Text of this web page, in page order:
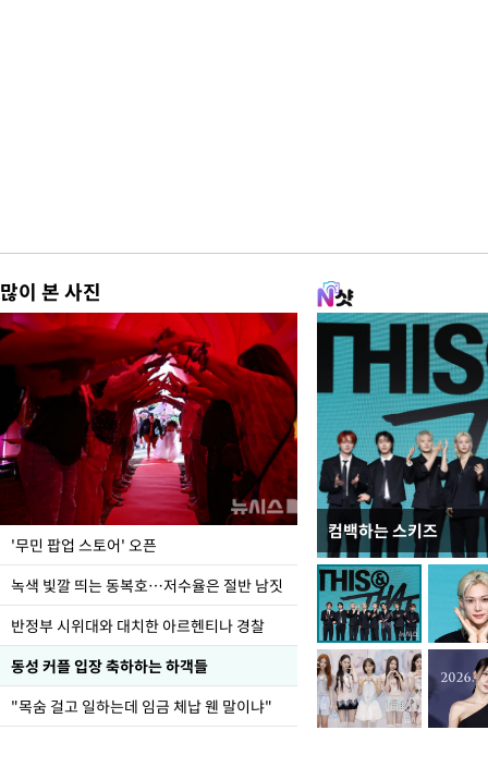
많이 본 사진
'무민 팝업 스토어' 오픈
녹색 빛깔 띄는 동복호…저수율은 절반 남짓
반정부 시위대와 대치한 아르헨티나 경찰
동성 커플 입장 축하하는 하객들
"목숨 걸고 일하는데 임금 체납 웬 말이냐"
컴백하는 스키즈
지석천 뒤덮은 개구리